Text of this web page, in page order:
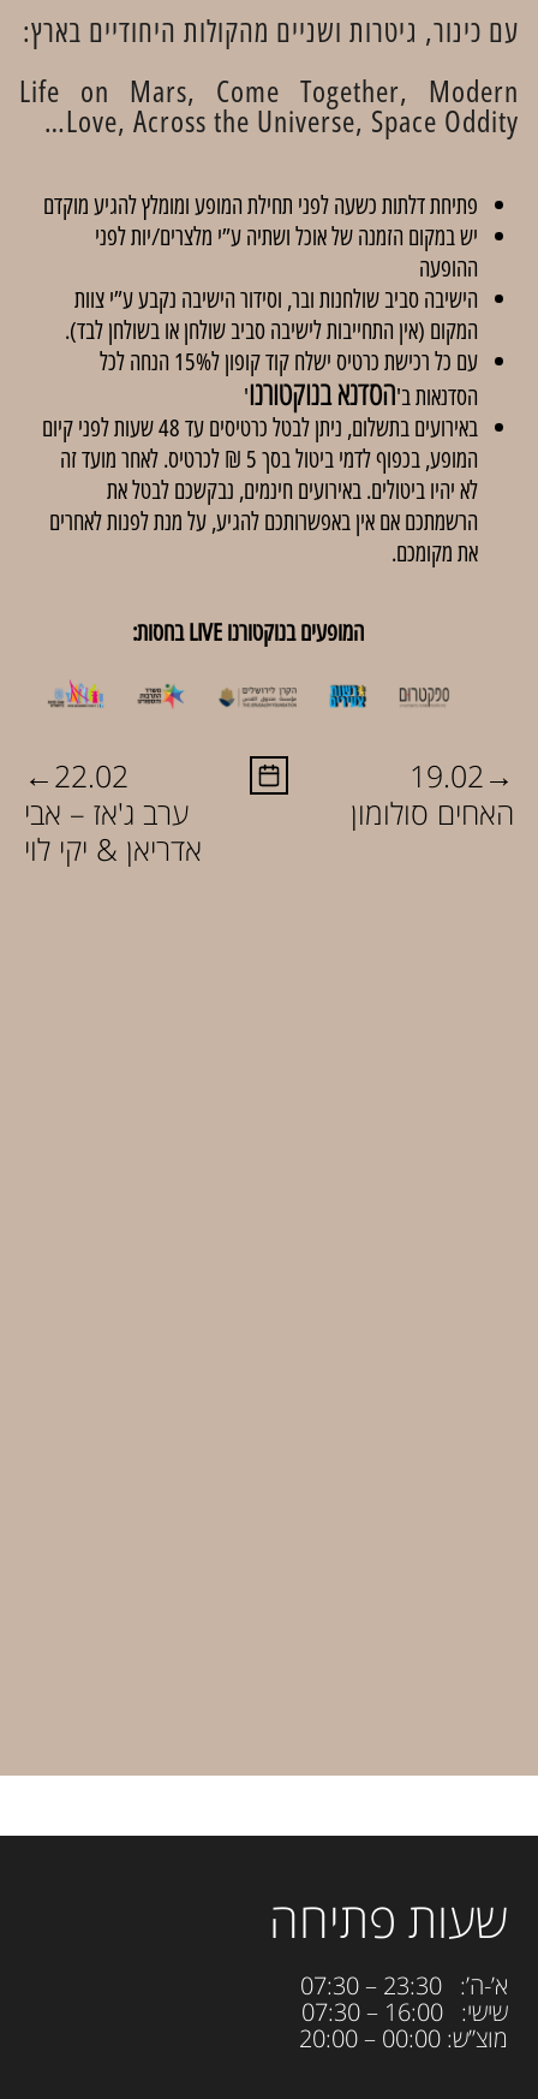
עם כינור, גיטרות ושניים מהקולות היחודיים בארץ:
Life on Mars, Come Together, Modern
Love, Across the Universe, Space Oddity…
פתיחת דלתות כשעה לפני תחילת המופע ומומלץ להגיע מוקדם
יש במקום הזמנה של אוכל ושתיה ע”י מלצרים/יות לפני
ההופעה
הישיבה סביב שולחנות ובר, וסידור הישיבה נקבע ע”י צוות
המקום (אין התחייבות לישיבה סביב שולחן או בשולחן לבד).
עם כל רכישת כרטיס ישלח קוד קופון ל15% הנחה לכל
הסדנאות ב'הסדנא בנוקטורנו'
באירועים בתשלום, ניתן לבטל כרטיסים עד 48 שעות לפני קיום
המופע, בכפוף לדמי ביטול בסך 5 ₪ לכרטיס. לאחר מועד זה
לא יהיו ביטולים. באירועים חינמים, נבקשכם לבטל את
הרשמתכם אם אין באפשרותכם להגיע, על מנת לפנות לאחרים
את מקומכם.
המופעים בנוקטורנו LIVE בחסות:
←22.02
ערב ג'אז – אבי
אדריאן & יקי לוי
19.02→
האחים סולומון
שעות פתיחה
א’-ה’: 23:30 – 07:30
שישי: 16:00 – 07:30
מוצ”ש: 00:00 – 20:00